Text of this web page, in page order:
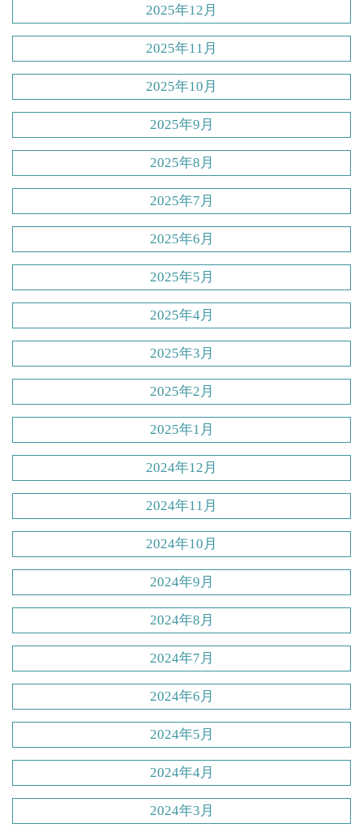
2025年12月
2025年11月
2025年10月
2025年9月
2025年8月
2025年7月
2025年6月
2025年5月
2025年4月
2025年3月
2025年2月
2025年1月
2024年12月
2024年11月
2024年10月
2024年9月
2024年8月
2024年7月
2024年6月
2024年5月
2024年4月
2024年3月